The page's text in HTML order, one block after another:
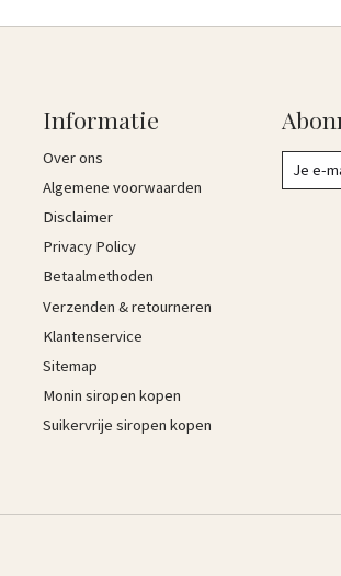
Informatie
Over ons
Algemene voorwaarden
Disclaimer
Privacy Policy
Betaalmethoden
Verzenden & retourneren
Klantenservice
Sitemap
Monin siropen kopen
Suikervrije siropen kopen